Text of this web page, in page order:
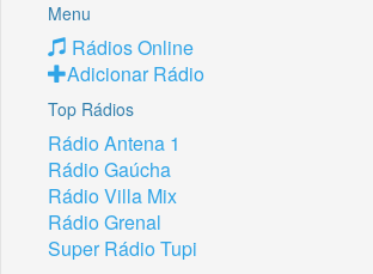
Menu
Rádios Online
Adicionar Rádio
Top Rádios
Rádio Antena 1
Rádio Gaúcha
Rádio Villa Mix
Rádio Grenal
Super Rádio Tupi